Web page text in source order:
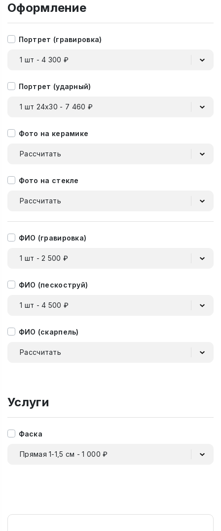
Оформление
Портрет (гравировка)
1 шт - 4 300 ₽
Портрет (ударный)
1 шт 24х30 - 7 460 ₽
Фото на керамике
Рассчитать
Фото на стекле
Рассчитать
ФИО (гравировка)
1 шт - 2 500 ₽
ФИО (пескоструй)
1 шт - 4 500 ₽
ФИО (скарпель)
Рассчитать
Услуги
Фаска
Прямая 1-1,5 см - 1 000 ₽